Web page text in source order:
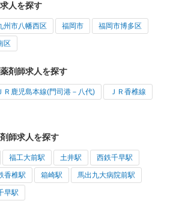
人を探す
州市八幡西区 福岡市 福岡市博多区
区
剤師求人を探す
Ｒ鹿児島本線(門司港－八代) ＪＲ香椎線
師求人を探す
福工大前駅 土井駅 西鉄千早駅
香椎駅 箱崎駅 馬出九大病院前駅
早駅